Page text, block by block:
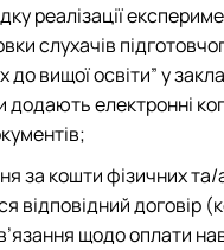
реалізації
слухачів
до вищої освіти” у
додають електронні
за кошти фізичних
відповідний договір
щодо оплати